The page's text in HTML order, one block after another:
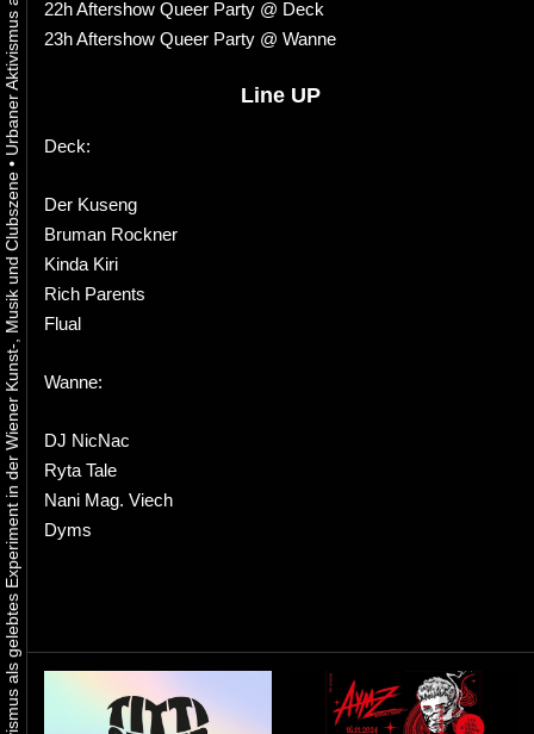
Urbaner Aktivismus als gelebtes Experiment in der Wiener Kunst-, Musik und Clubszene
•
22h Aftershow Queer Party @ Deck
23h Aftershow Queer Party @ Wanne
Line UP
Deck:
Der Kuseng
Bruman Rockner
Kinda Kiri
Rich Parents
Flual
Wanne:
DJ NicNac
Ryta Tale
Nani Mag. Viech
Dyms